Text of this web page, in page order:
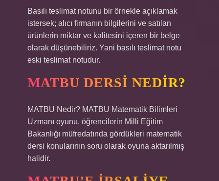
Basılı teslimat notunu bir örnekle açıklamak
istersek; alıcı firmanın bilgilerini ve satılan
ürünlerin miktar ve kalitesini içeren bir belge
olarak düşünebiliriz. Yani basılı teslimat notu
eski teslimat notudur.
MATBU DERSI NEDIR?
MATBU Nedir? MATBU Matematik Bilimleri
Uzmanı oyunu, öğrencilerin Milli Eğitim
Bakanlığı müfredatında gördükleri matematik
dersi konularının soru olarak oyuna aktarılmış
halidir.